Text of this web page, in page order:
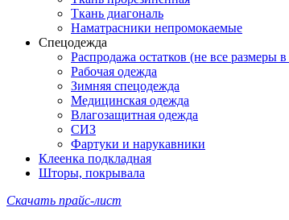
Ткань диагональ
Наматрасники непромокаемые
Спецодежда
Распродажа остатков (не все размеры
Рабочая одежда
Зимняя спецодежда
Медицинская одежда
Влагозащитная одежда
СИЗ
Фартуки и нарукавники
Клеенка подкладная
Шторы, покрывала
Скачать прайс-лист